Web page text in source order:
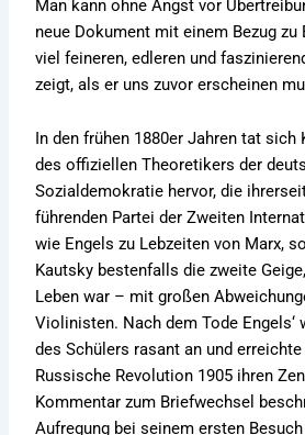
Man kann ohne Angst vor
neue Dokument mit einem Bezug
viel feineren, edleren und
zeigt, als er uns zuvor erscheinen
In den frühen 1880er Jahren tat sich
des offiziellen Theoretikers der
Sozialdemokratie hervor, die
führenden Partei der Zweiten
wie Engels zu Lebzeiten von Marx,
Kautsky bestenfalls die zweite
Leben war – mit großen
Violinisten. Nach dem Tode
des Schülers rasant an und
Russische Revolution 1905 ihren
Kommentar zum Briefwechsel
Aufregung bei seinem ersten